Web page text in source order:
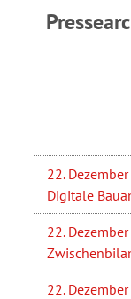
22.
Digitale
22.
22.